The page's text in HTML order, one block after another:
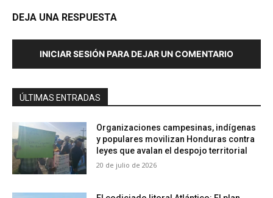
DEJA UNA RESPUESTA
INICIAR SESIÓN PARA DEJAR UN COMENTARIO
ÚLTIMAS ENTRADAS
Organizaciones campesinas, indígenas
y populares movilizan Honduras contra
leyes que avalan el despojo territorial
20 de julio de 2026